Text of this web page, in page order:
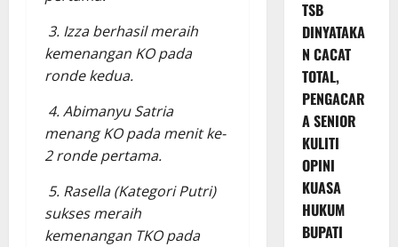
3. Izza berhasil meraih
kemenangan KO pada
ronde kedua.
4. Abimanyu Satria
menang KO pada menit ke-
2 ronde pertama.
5. Rasella (Kategori Putri)
sukses meraih
kemenangan TKO pada
TSB
DINYATAKA
N CACAT
TOTAL,
PENGACAR
A SENIOR
KULITI
OPINI
KUASA
HUKUM
BUPATI